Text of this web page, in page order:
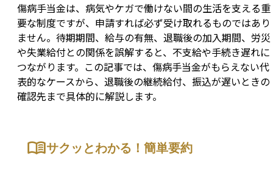
傷病手当金は、病気やケガで働けない間の生活を支える重
要な制度ですが、申請すれば必ず受け取れるものではあり
ません。待期期間、給与の有無、退職後の加入期間、労災
や失業給付との関係を誤解すると、不支給や手続き遅れに
つながります。この記事では、傷病手当金がもらえない代
表的なケースから、退職後の継続給付、振込が遅いときの
確認先まで具体的に解説します。
サクッとわかる！簡単要約